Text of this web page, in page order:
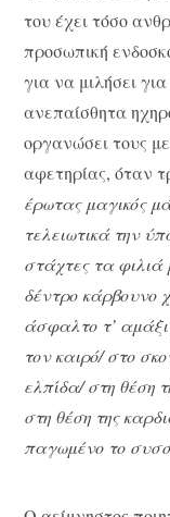
του έχει τόσο
προσωπική
για να μιλήσει
ανεπαίσθητα
οργανώσει τους
αφετηρίας, όταν
έρωτας μαγικός
τελειωτικά την
στάχτες τα φιλιά
δέντρο κάρβουνο
άσφαλτο τ’
τον καιρό/ στο
ελπίδα/ στη θέση
στη θέση της
παγωμένο το